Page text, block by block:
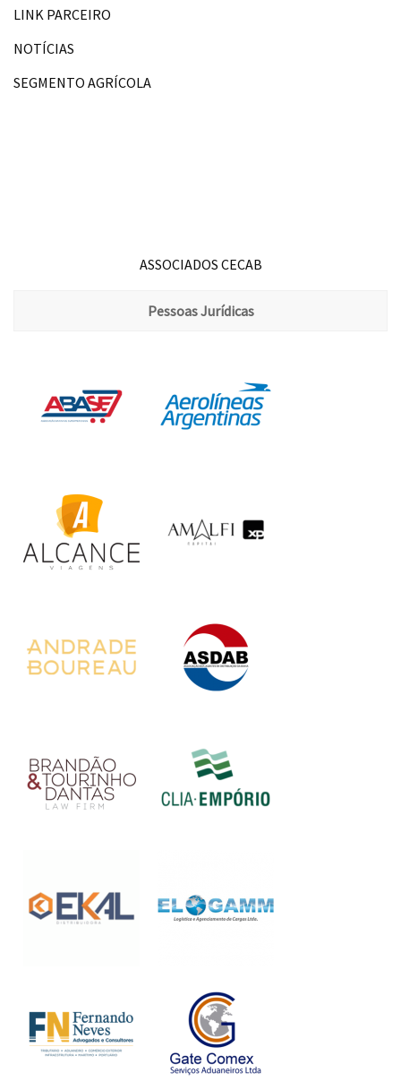
LINK PARCEIRO
NOTÍCIAS
SEGMENTO AGRÍCOLA
ASSOCIADOS CECAB
Pessoas Jurídicas